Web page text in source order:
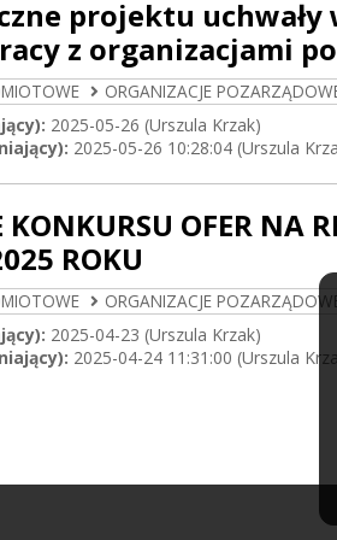
projektu
z organizacjami
ORGANIZACJE
2025-05-26 (Urszula Krzak)
2025-05-26 10:28:04 (Urszula
KONKURSU OFER NA
ROKU
ORGANIZACJE
2025-04-23 (Urszula Krzak)
2025-04-24 11:31:00 (Urszula